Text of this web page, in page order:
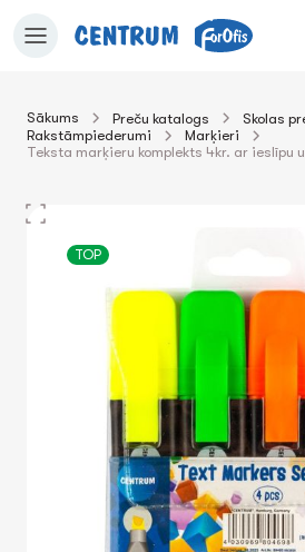
uz grozu
Sākums Preču katalogs
Skolas
Rakstāmpiederumi
Marķieri
Teksta marķieru komplekts 4kr. ar ieslīpu
TOP